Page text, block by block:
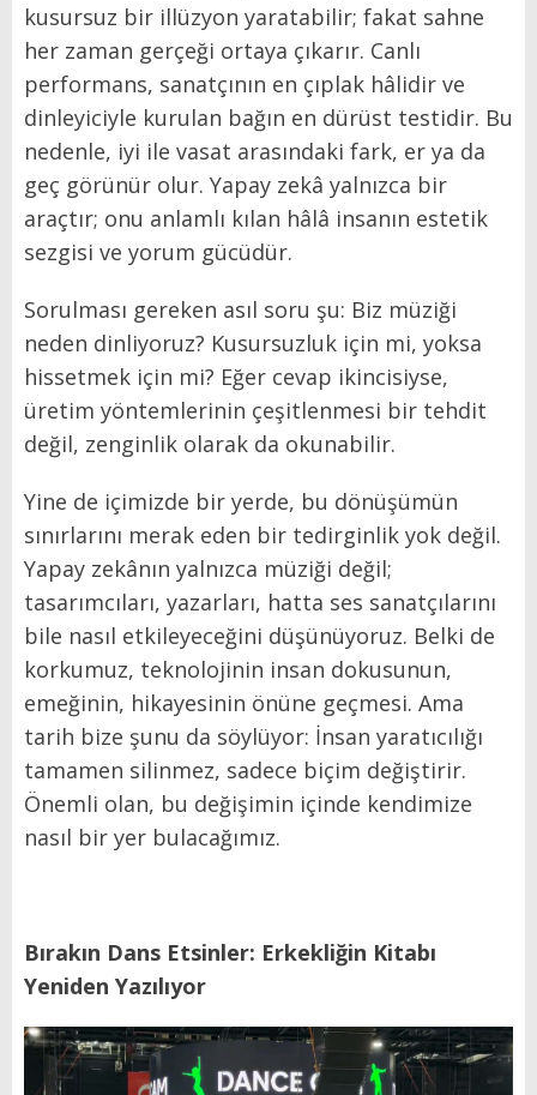
kusursuz bir illüzyon yaratabilir; fakat sahne
her zaman gerçeği ortaya çıkarır. Canlı
performans, sanatçının en çıplak hâlidir ve
dinleyiciyle kurulan bağın en dürüst testidir. Bu
nedenle, iyi ile vasat arasındaki fark, er ya da
geç görünür olur. Yapay zekâ yalnızca bir
araçtır; onu anlamlı kılan hâlâ insanın estetik
sezgisi ve yorum gücüdür.
Sorulması gereken asıl soru şu: Biz müziği
neden dinliyoruz? Kusursuzluk için mi, yoksa
hissetmek için mi? Eğer cevap ikincisiyse,
üretim yöntemlerinin çeşitlenmesi bir tehdit
değil, zenginlik olarak da okunabilir.
Yine de içimizde bir yerde, bu dönüşümün
sınırlarını merak eden bir tedirginlik yok değil.
Yapay zekânın yalnızca müziği değil;
tasarımcıları, yazarları, hatta ses sanatçılarını
bile nasıl etkileyeceğini düşünüyoruz. Belki de
korkumuz, teknolojinin insan dokusunun,
emeğinin, hikayesinin önüne geçmesi. Ama
tarih bize şunu da söylüyor: İnsan yaratıcılığı
tamamen silinmez, sadece biçim değiştirir.
Önemli olan, bu değişimin içinde kendimize
nasıl bir yer bulacağımız.
Bırakın Dans Etsinler: Erkekliğin Kitabı
Yeniden Yazılıyor